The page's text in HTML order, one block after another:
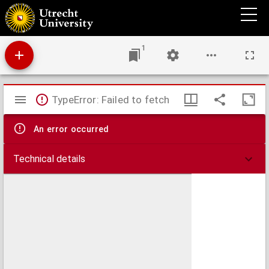
Kaarte van alle de dykpligtige en eenige waalpligtige landen behorende onder het
Hoogreemraadschap van den Zeeburg en Diemerdyk
1
Mirador
viewer
TypeError: Failed to fetch
An error occurred
Technical details